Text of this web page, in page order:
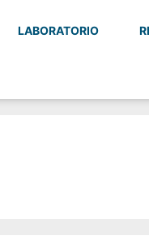
LABORATORIO